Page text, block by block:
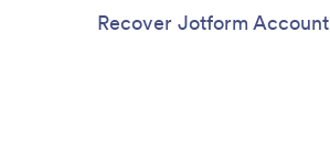
Recover Jotform Account